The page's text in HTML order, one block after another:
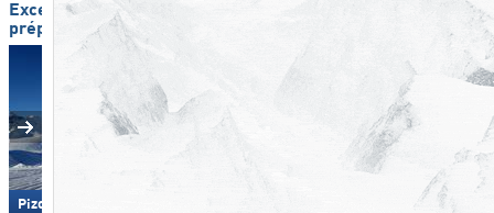
Excellente
préparation des pistes
Pizol – Bad Ragaz/​Wangs
taille de domaine skiable
Madonna di Campiglio/​Pinzolo/​